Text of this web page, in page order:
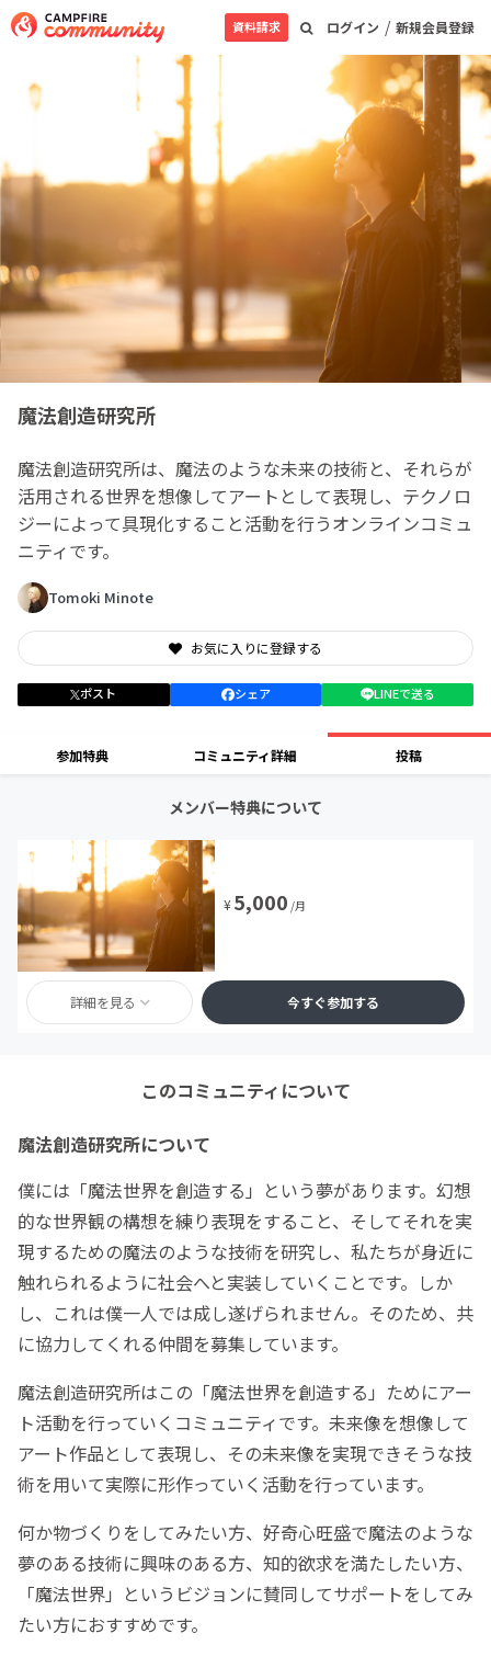
ログイン / 新規会員登録
資料請求
魔法創造研究所
魔法創造研究所は、魔法のような未来の技術と、それらが
活用される世界を想像してアートとして表現し、テクノロ
ジーによって具現化すること活動を行うオンラインコミュ
ニティです。
Tomoki Minote
お気に入りに登録する
ポスト シェア LINEで送る
参加特典 コミュニティ詳細 投稿
メンバー特典について
¥5,000 /月
詳細を見る 今すぐ参加する
このコミュニティについて
魔法創造研究所について
僕には「魔法世界を創造する」という夢があります。幻想
的な世界観の構想を練り表現をすること、そしてそれを実
現するための魔法のような技術を研究し、私たちが身近に
触れられるように社会へと実装していくことです。しか
し、これは僕一人では成し遂げられません。そのため、共
に協力してくれる仲間を募集しています。
魔法創造研究所はこの「魔法世界を創造する」ためにアー
ト活動を行っていくコミュニティです。未来像を想像して
アート作品として表現し、その未来像を実現できそうな技
術を用いて実際に形作っていく活動を行っています。
何か物づくりをしてみたい方、好奇心旺盛で魔法のような
夢のある技術に興味のある方、知的欲求を満たしたい方、
「魔法世界」というビジョンに賛同してサポートをしてみ
たい方におすすめです。